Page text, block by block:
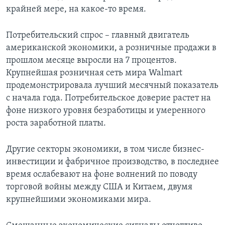
крайней мере, на какое-то время.
Потребительский спрос – главный двигатель
американской экономики, а розничные продажи в
прошлом месяце выросли на 7 процентов.
Крупнейшая розничная сеть мира Walmart
продемонстрировала лучший месячный показатель
с начала года. Потребительское доверие растет на
фоне низкого уровня безработицы и умеренного
роста заработной платы.
Другие секторы экономики, в том числе бизнес-
инвестиции и фабричное производство, в последнее
время ослабевают на фоне волнений по поводу
торговой войны между США и Китаем, двумя
крупнейшими экономиками мира.